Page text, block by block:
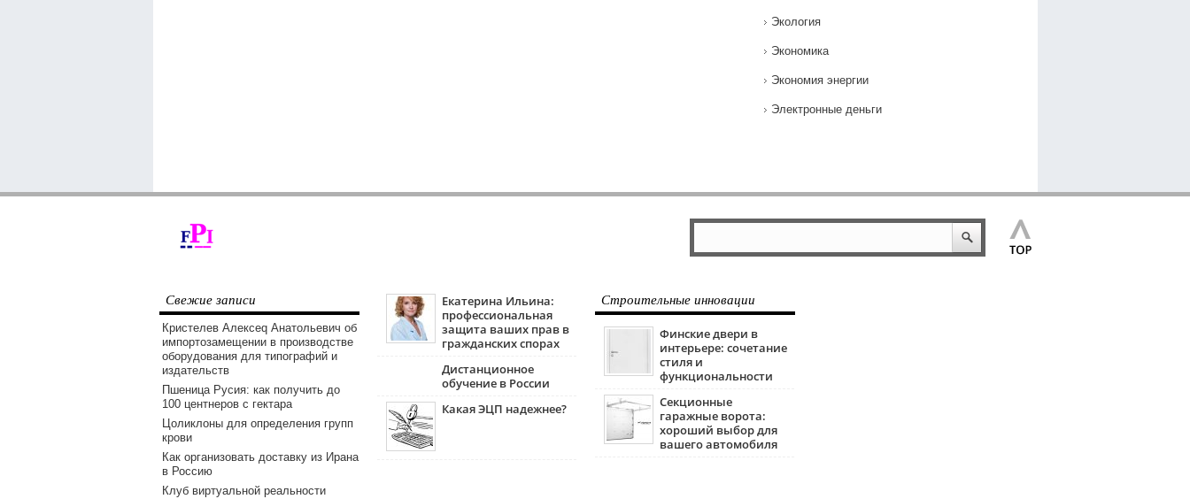
Экология
Экономика
Экономия энергии
Электронные деньги
Свежие записи
Кристелев Алексеq Анатольевич об
импортозамещении в производстве
оборудования для типографий и
издательств
Пшеница Русия: как получить до
100 центнеров с гектара
Цоликлоны для определения групп
крови
Как организовать доставку из Ирана
в Россию
Клуб виртуальной реальности
Екатерина Ильина:
профессиональная
защита ваших прав в
гражданских спорах
Дистанционное
обучение в России
Какая ЭЦП надежнее?
Строительные инновации
Финские двери в
интерьере: сочетание
стиля и
функциональности
Секционные
гаражные ворота:
хороший выбор для
вашего автомобиля